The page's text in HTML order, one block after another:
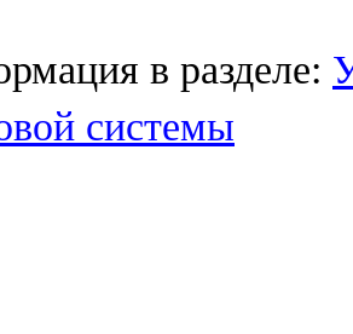
в разделе:
системы